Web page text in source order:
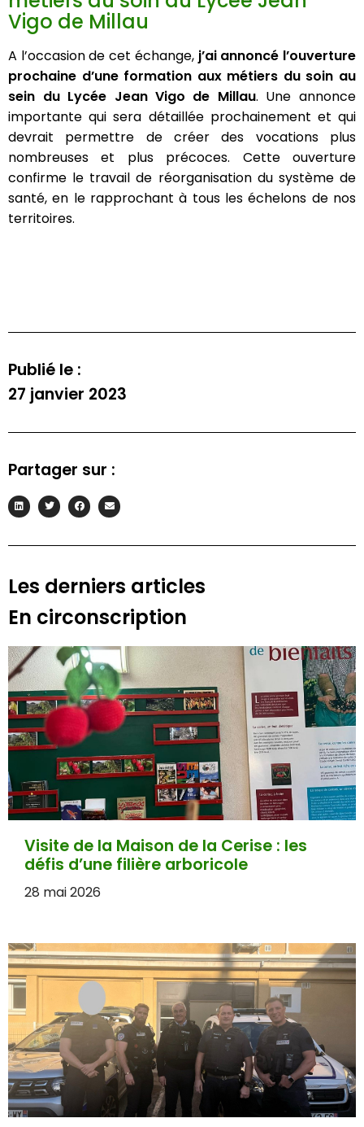
Vigo de Millau
A l’occasion de cet échange, j’ai annoncé l’ouverture
prochaine d’une formation aux métiers du soin au
sein du Lycée Jean Vigo de Millau. Une annonce
importante qui sera détaillée prochainement et qui
devrait permettre de créer des vocations plus
nombreuses et plus précoces. Cette ouverture
confirme le travail de réorganisation du système de
santé, en le rapprochant à tous les échelons de nos
territoires.
Publié le :
27 janvier 2023
Partager sur :
Les derniers articles
En circonscription
Visite de la Maison de la Cerise : les
défis d’une filière arboricole
28 mai 2026
Pour rester informé